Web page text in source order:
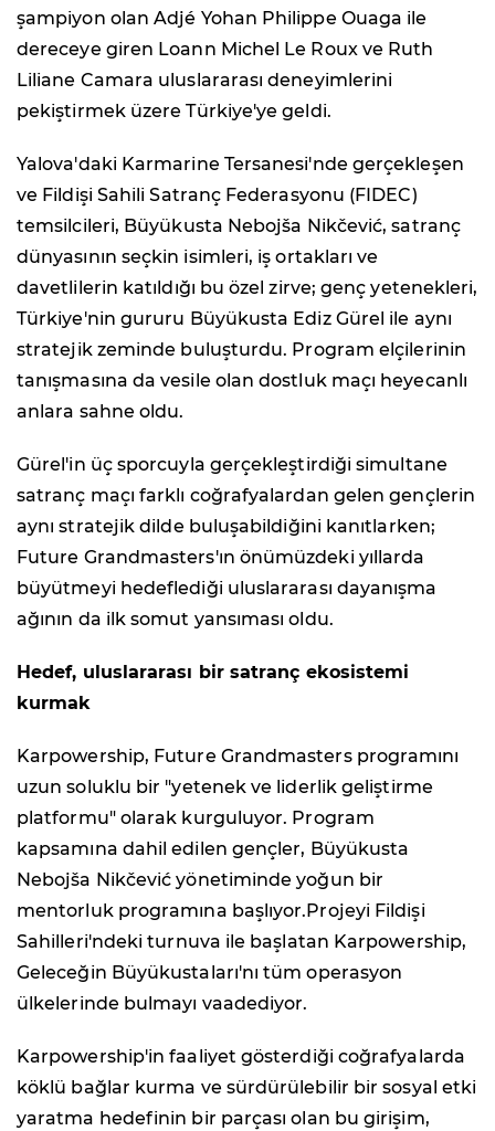
şampiyon olan Adjé Yohan Philippe Ouaga ile
dereceye giren Loann Michel Le Roux ve Ruth
Liliane Camara uluslararası deneyimlerini
pekiştirmek üzere Türkiye'ye geldi.
Yalova'daki Karmarine Tersanesi'nde gerçekleşen
ve Fildişi Sahili Satranç Federasyonu (FIDEC)
temsilcileri, Büyükusta Nebojša Nikčević, satranç
dünyasının seçkin isimleri, iş ortakları ve
davetlilerin katıldığı bu özel zirve; genç yetenekleri,
Türkiye'nin gururu Büyükusta Ediz Gürel ile aynı
stratejik zeminde buluşturdu. Program elçilerinin
tanışmasına da vesile olan dostluk maçı heyecanlı
anlara sahne oldu.
Gürel'in üç sporcuyla gerçekleştirdiği simultane
satranç maçı farklı coğrafyalardan gelen gençlerin
aynı stratejik dilde buluşabildiğini kanıtlarken;
Future Grandmasters'ın önümüzdeki yıllarda
büyütmeyi hedeflediği uluslararası dayanışma
ağının da ilk somut yansıması oldu.
Hedef, uluslararası bir satranç ekosistemi
kurmak
Karpowership, Future Grandmasters programını
uzun soluklu bir "yetenek ve liderlik geliştirme
platformu" olarak kurguluyor. Program
kapsamına dahil edilen gençler, Büyükusta
Nebojša Nikčević yönetiminde yoğun bir
mentorluk programına başlıyor.Projeyi Fildişi
Sahilleri'ndeki turnuva ile başlatan Karpowership,
Geleceğin Büyükustaları'nı tüm operasyon
ülkelerinde bulmayı vaadediyor.
Karpowership'in faaliyet gösterdiği coğrafyalarda
köklü bağlar kurma ve sürdürülebilir bir sosyal etki
yaratma hedefinin bir parçası olan bu girişim,